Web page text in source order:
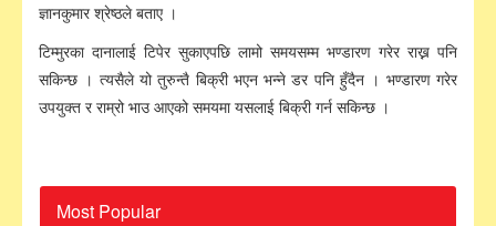
ज्ञानकुमार श्रेष्ठले बताए ।
टिम्मुरका दानालाई टिपेर सुकाएपछि लामो समयसम्म भण्डारण गरेर राख्न पनि
सकिन्छ । त्यसैले यो तुरुन्तै बिक्री भएन भन्ने डर पनि हुँदैन । भण्डारण गरेर
उपयुक्त र राम्रो भाउ आएको समयमा यसलाई बिक्री गर्न सकिन्छ ।
Most Popular